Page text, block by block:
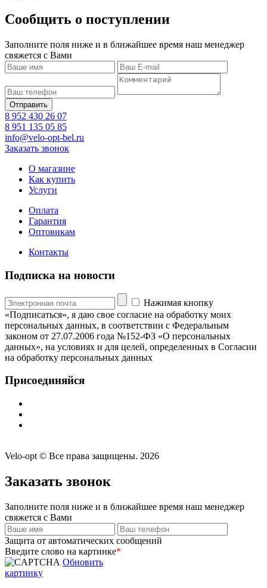
Сообщить о поступлении
Заполните поля ниже и в ближайшее время наш менеджер
свяжется с Вами
8 952 430 26 07
8 951 135 05 85
info@velo-opt-bel.ru
Заказать звонок
О магазине
Как купить
Услуги
Оплата
Гарантия
Оптовикам
Контакты
Подписка на новости
Нажимая кнопку
«Подписаться», я даю свое согласие на обработку моих
персональных данных, в соответствии с Федеральным
законом от 27.07.2006 года №152-ФЗ «О персональных
данных», на условиях и для целей, определенных в Согласии
на обработку персональных данных
Присоединяйся
Velo-opt © Все права защищены. 2026
Заказать звонок
Заполните поля ниже и в ближайшее время наш менеджер
свяжется с Вами
Защита от автоматических сообщений
Введите слово на картинке*
Обновить
картинку